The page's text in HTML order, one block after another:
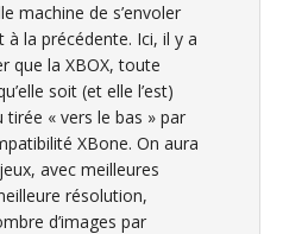
machine de s’envoler
à la précédente. Ici, il y a
que la XBOX, toute
soit (et elle l’est)
tirée « vers le bas » par
XBone. On aura
avec meilleures
résolution,
d’images par